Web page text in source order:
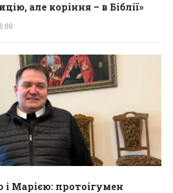
але коріння – в Біблії»
Марією: протоігумен